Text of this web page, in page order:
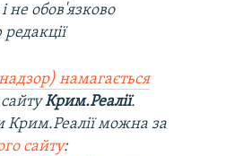
не обов'язково
намагається
Крим.Реалії.
Крим.Реалії можна за
сайту: